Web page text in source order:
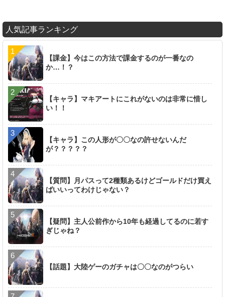
人気記事ランキング
【課金】今はこの方法で課金するのが一番なの
か…！？
【キャラ】マキアートにこれがないのは非常に惜し
い！！
【キャラ】この人形が〇〇なの許せないんだ
が？？？？？
【質問】月パスって2種類あるけどゴールドだけ買え
ばいいってわけじゃない？
【疑問】主人公前作から10年も経過してるのに若す
ぎじゃね？
【話題】大陸ゲーのガチャは〇〇なのがつらい